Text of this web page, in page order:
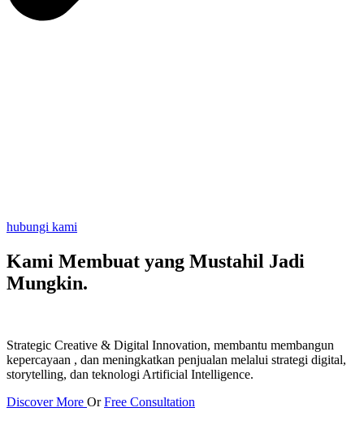
hubungi kami
Kami Membuat yang Mustahil Jadi
Mungkin.
Strategic Creative & Digital Innovation, membantu membangun
kepercayaan , dan meningkatkan penjualan melalui strategi digital,
storytelling, dan teknologi Artificial Intelligence.
Discover More Or Free Consultation